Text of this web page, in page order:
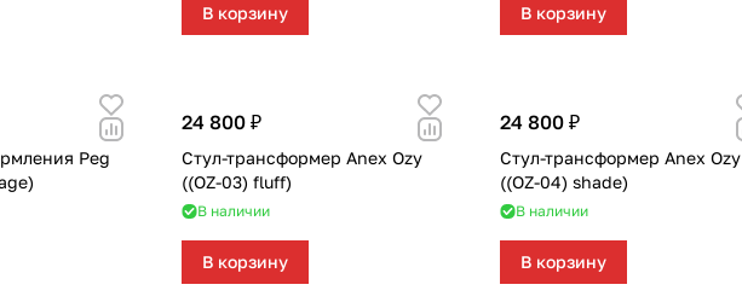
В корзину В корзину
Peg
24 800 ₽
Стул-трансформер Anex Ozy
((OZ-03) fluff)
В наличии
В корзину
24 800 ₽
Стул-трансформер Anex Ozy
((OZ-04) shade)
В наличии
В корзину